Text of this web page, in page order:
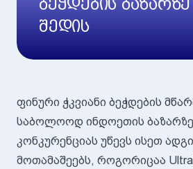
ბეჭდების
შედის
ფინური ჭკვიანი ბეჭდების
საბოლოოდ ინდოეთის
კონკურენციას უწევს ისეთ
მოთამაშეებს, როგორიცაა